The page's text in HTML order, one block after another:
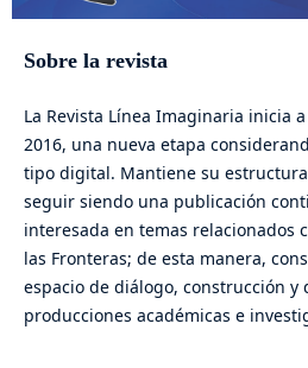
Sobre la revista
La Revista Línea Imaginaria inicia
2016, una nueva etapa
tipo digital. Mantiene su
seguir siendo una publicación
interesada en temas relacionados
las Fronteras; de esta manera,
espacio de diálogo, construcción
producciones académicas e